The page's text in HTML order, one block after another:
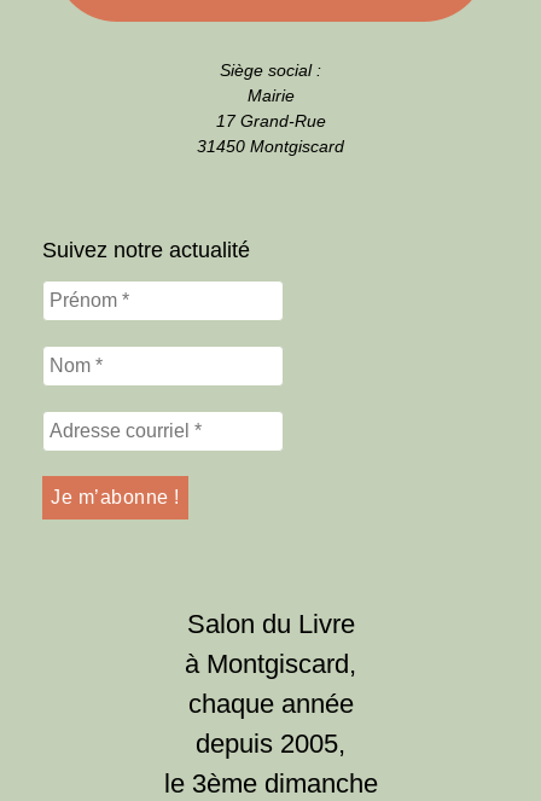
Siège social :
Mairie
17 Grand-Rue
31450 Montgiscard
Suivez notre actualité
Salon du Livre
à Montgiscard,
chaque année
depuis 2005,
le 3ème dimanche